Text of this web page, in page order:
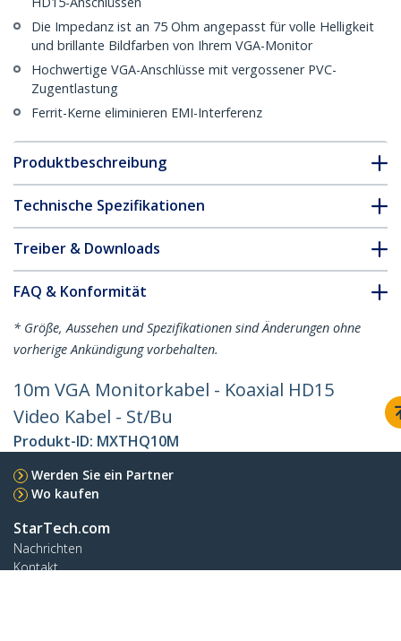
Die Impedanz ist an 75 Ohm angepasst für volle Helligkeit
und brillante Bildfarben von Ihrem VGA-Monitor
Hochwertige VGA-Anschlüsse mit vergossener PVC-
Zugentlastung
Ferrit-Kerne eliminieren EMI-Interferenz
Produktbeschreibung
Technische Spezifikationen
Treiber & Downloads
FAQ & Konformität
* Größe, Aussehen und Spezifikationen sind Änderungen ohne
vorherige Ankündigung vorbehalten.
10m VGA Monitorkabel - Koaxial HD15
Video Kabel - St/Bu
Produkt-ID: MXTHQ10M
Werden Sie ein Partner
Wo kaufen
StarTech.com
Nachrichten
Kontakt